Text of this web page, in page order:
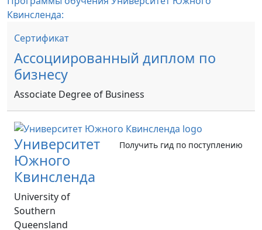
Квинсленда:
Сертификат
Ассоциированный диплом по
бизнесу
Associate Degree of Business
Университет
Южного
Квинсленда
University of
Southern
Queensland
Получить гид по поступлению